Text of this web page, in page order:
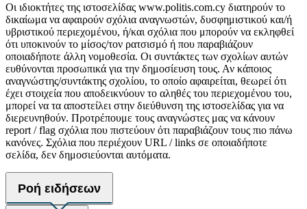
Οι ιδιοκτήτες της ιστοσελίδας www.politis.com.cy διατηρούν το
δικαίωμα να αφαιρούν σχόλια αναγνωστών, δυσφημιστικού και/ή
υβριστικού περιεχομένου, ή/και σχόλια που μπορούν να εκληφθεί
ότι υποκινούν το μίσος/τον ρατσισμό ή που παραβιάζουν
οποιαδήποτε άλλη νομοθεσία. Οι συντάκτες των σχολίων αυτών
ευθύνονται προσωπικά για την δημοσίευση τους. Αν κάποιος
αναγνώστης/συντάκτης σχολίου, το οποίο αφαιρείται, θεωρεί ότι
έχει στοιχεία που αποδεικνύουν το αληθές του περιεχομένου του,
μπορεί να τα αποστείλει στην διεύθυνση της ιστοσελίδας για να
διερευνηθούν. Προτρέπουμε τους αναγνώστες μας να κάνουν
report / flag σχόλια που πιστεύουν ότι παραβιάζουν τους πιο πάνω
κανόνες. Σχόλια που περιέχουν URL / links σε οποιαδήποτε
σελίδα, δεν δημοσιεύονται αυτόματα.
Ροή ειδήσεων